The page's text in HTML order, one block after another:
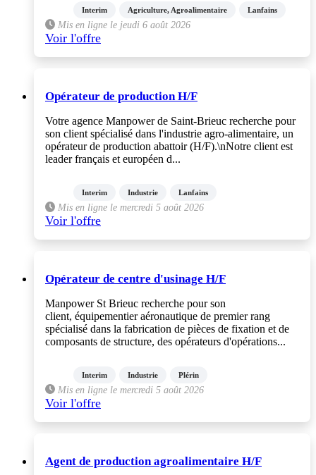
Interim Agriculture, Agroalimentaire Lanfains
Mis en ligne le jeudi 6 août 2026
Voir l'offre
Opérateur de production H/F
Votre agence Manpower de Saint-Brieuc recherche pour
son client spécialisé dans l'industrie agro-alimentaire, un
opérateur de production abattoir (H/F).\nNotre client est
leader français et européen d...
Interim Industrie Lanfains
Mis en ligne le mercredi 5 août 2026
Voir l'offre
Opérateur de centre d'usinage H/F
Manpower St Brieuc recherche pour son
client, équipementier aéronautique de premier rang
spécialisé dans la fabrication de pièces de fixation et de
composants de structure, des opérateurs d'opérations...
Interim Industrie Plérin
Mis en ligne le mercredi 5 août 2026
Voir l'offre
Agent de production agroalimentaire H/F